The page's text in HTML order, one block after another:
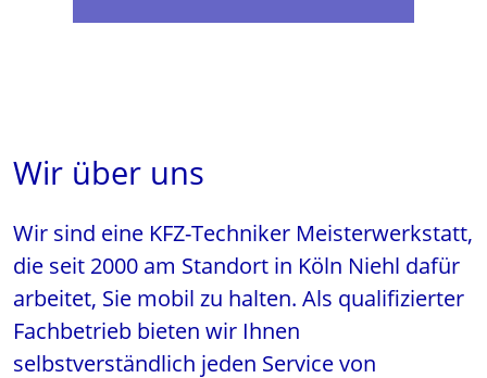
Wir über uns
Wir sind eine KFZ-Techniker Meisterwerkstatt,
die seit 2000 am Standort in Köln Niehl dafür
arbeitet, Sie mobil zu halten. Als qualifizierter
Fachbetrieb bieten wir Ihnen
selbstverständlich jeden Service von